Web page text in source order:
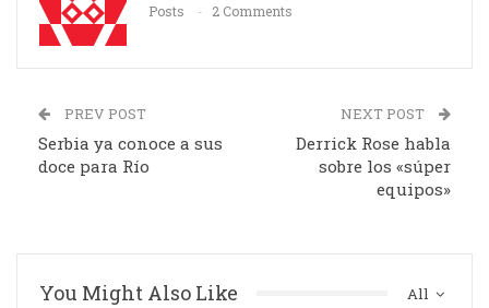
Posts
2 Comments
PREV POST
Serbia ya conoce a sus
doce para Río
NEXT POST
Derrick Rose habla
sobre los «súper
equipos»
All
You Might Also Like